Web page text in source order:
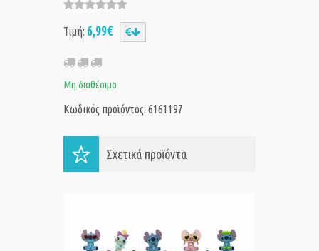
Τιμή: 6,99€
Μη διαθέσιμο
Κωδικός προϊόντος: 6161197
Σχετικά προϊόντα